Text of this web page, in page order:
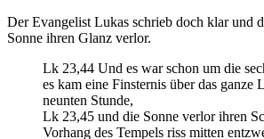
Der Evangelist Lukas schrieb doch klar und
Sonne ihren Glanz verlor.
Lk 23,44 Und es war schon um die
es kam eine Finsternis über das ganze
neunten Stunde,
Lk 23,45 und die Sonne verlor ihren
Vorhang des Tempels riss mitten